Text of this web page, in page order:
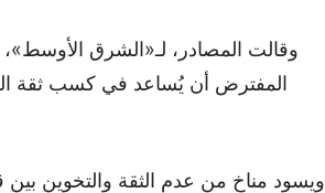
وقالت المصادر، لـ«الشرق
المفترض أن يُساعد في كسب ثقة
ويسود مناخ من عدم الثقة والتخوين